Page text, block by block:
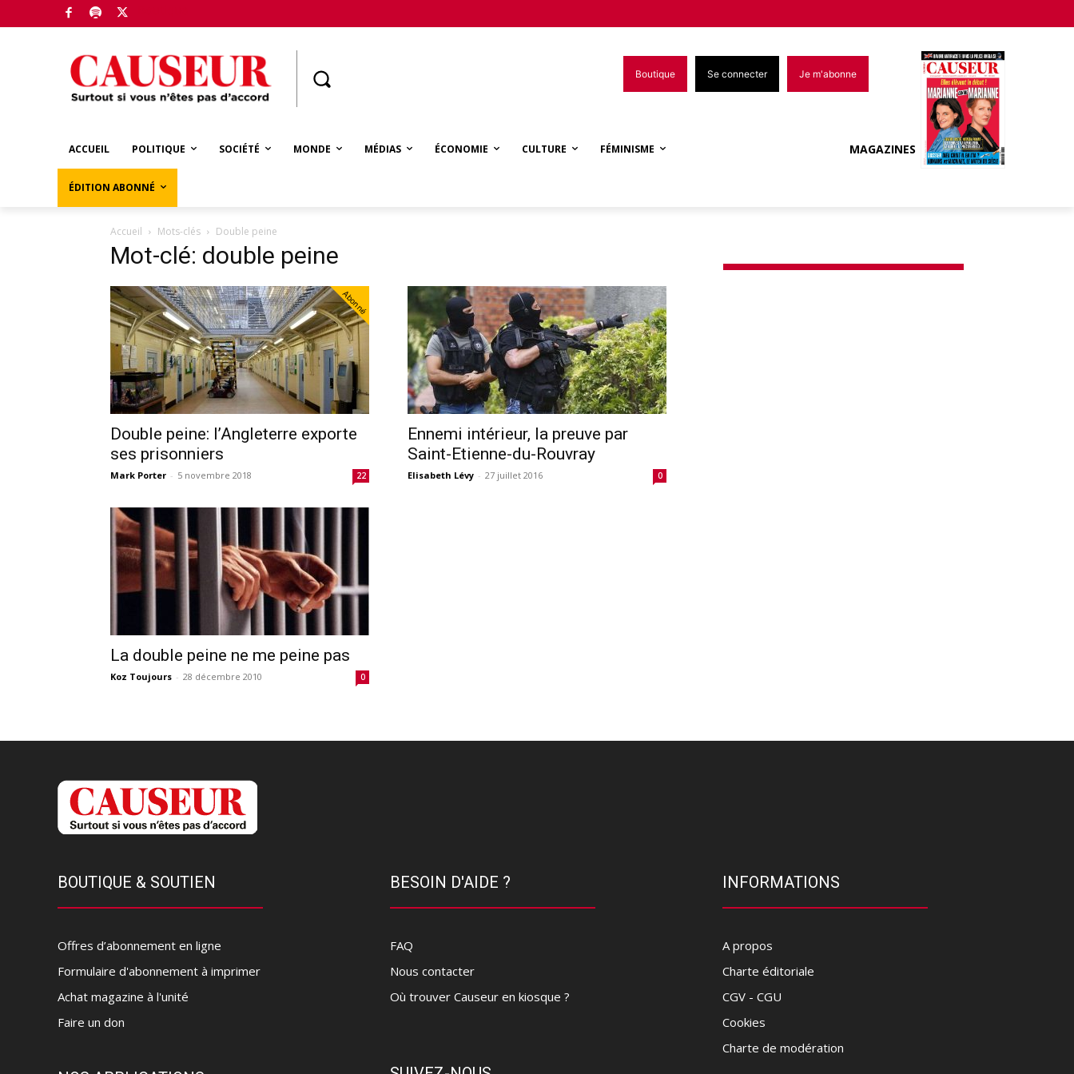
Boutique Se connecter Je m'abonne
ACCUEIL POLITIQUE SOCIÉTÉ MONDE MÉDIAS ÉCONOMIE CULTURE FÉMINISME
ÉDITION ABONNÉ
MAGAZINES
Accueil Mots-clés Double peine
Mot-clé: double peine
Abonné
Double peine: l’Angleterre exporte
ses prisonniers
Mark Porter - 5 novembre 2018 22
Ennemi intérieur, la preuve par
Saint-Etienne-du-Rouvray
Elisabeth Lévy - 27 juillet 2016 0
La double peine ne me peine pas
Koz Toujours - 28 décembre 2010 0
BOUTIQUE & SOUTIEN
Offres d’abonnement en ligne
Formulaire d'abonnement à imprimer
Achat magazine à l'unité
Faire un don
BESOIN D'AIDE ?
FAQ
Nous contacter
Où trouver Causeur en kiosque ?
INFORMATIONS
A propos
Charte éditoriale
CGV - CGU
Cookies
Charte de modération